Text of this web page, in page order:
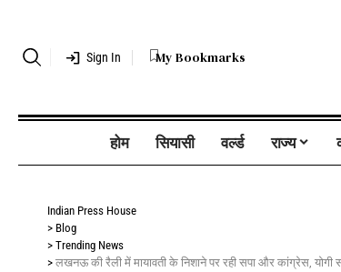
Sign In My Bookmarks
होम सियासी वर्ल्ड राज्य
Indian Press House
> Blog
> Trending News
> लखनऊ की रैली में मायावती के निशाने पर रही सपा और कांग्रेस, योगी